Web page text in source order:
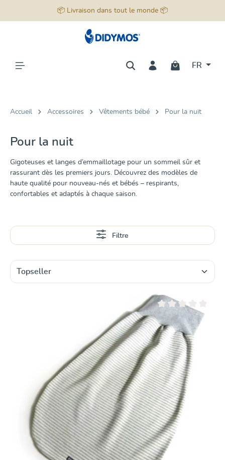
📦 Livraison dans tout le monde 📦
FR
Accueil Accessoires Vêtements bébé Pour la nuit
Pour la nuit
Gigoteuses et langes d’emmaillotage pour un sommeil sûr et
rassurant dès les premiers jours. Découvrez des modèles de
haute qualité pour nouveau-nés et bébés – respirants,
confortables et adaptés à chaque saison.
En savoir plus
Filtre
Note moyenne de 0